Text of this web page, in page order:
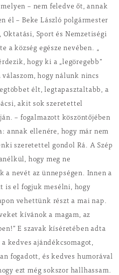
– nem feledve őt, annak
él – Beke László polgármester
Sport és Nemzetiségi
a község egésze nevében. „
hogy ki a „legöregebb”
hogy nálunk nincs
élt, legtapasztaltabb, a
akit sok szeretettel
– fogalmazott köszöntőjében
annak ellenére, hogy már nem
szeretettel gondol Rá. A Szép
hogy meg ne
a nevét az ünnepségen. Innen a
is el fogjuk mesélni, hogy
vehettünk részt a mai nap.
kívánok a magam, az
E szavak kíséretében adta
kedves ajándékcsomagot,
fogadott, és kedves humorával
ezt még sokszor hallhassam.